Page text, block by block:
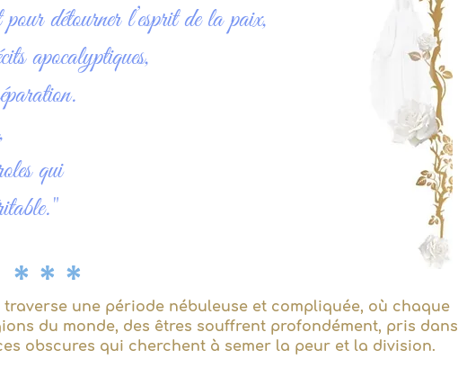
détourner l’esprit de la paix,
apocalyptiques,
qui
* * *
traverse une période nébuleuse et compliquée, où chaque
du monde, des êtres souffrent profondément, pris dans
obscures qui cherchent à semer la peur et la division.